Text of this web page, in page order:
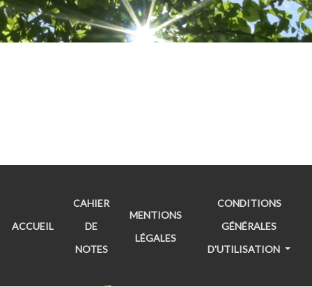
ACCUEIL
CAHIER
DE
NOTES
MENTIONS
LÉGALES
CONDITIONS
GÉNÉRALES
D'UTILISATION